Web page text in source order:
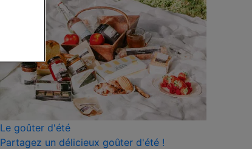
Le goûter d'été
Partagez un délicieux goûter d'été !